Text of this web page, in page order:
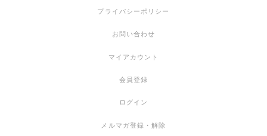
プライバシーポリシー
お問い合わせ
マイアカウント
会員登録
ログイン
メルマガ登録・解除